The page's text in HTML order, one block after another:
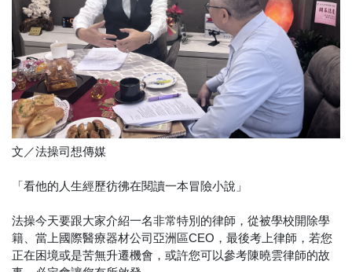
文／法操司想傳媒
「看他的人生經歷彷彿在閱讀一本冒險小說」
法操今天要跟大家介紹一名非常特別的律師，從被學校開除學
籍、當上國際醫療器材公司亞洲區CEO，最後考上律師，若您
正在困境或是苦無升遷機會，或許您可以參考陳曉雲律師的故